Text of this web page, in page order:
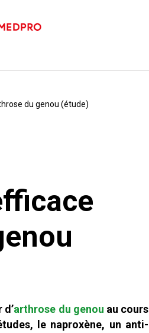
du genou (étude)
arthrose du genou au cours
le naproxène, un anti-